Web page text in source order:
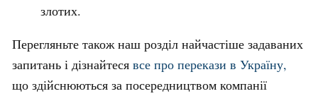
злотих.
Перегляньте також наш розділ найчастіше задаваних
запитань і дізнайтеся все про перекази в Україну,
що здійснюються за посередництвом компанії